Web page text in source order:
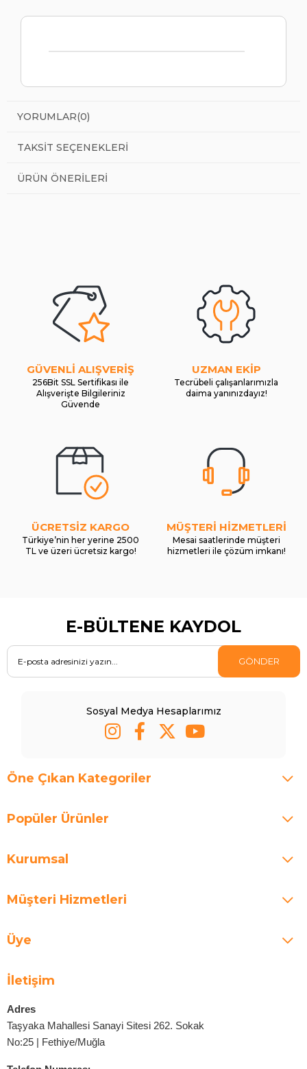
YORUMLAR(0)
TAKSIT SEÇENEKLERI
ÜRÜN ÖNERILERI
GÜVENLİ ALIŞVERİŞ
256Bit SSL Sertifikası ile
Alışverişte Bilgileriniz
Güvende
UZMAN EKİP
Tecrübeli çalışanlarımızla
daima yanınızdayız!
ÜCRETSİZ KARGO
Türkiye’nin her yerine 2500
TL ve üzeri ücretsiz kargo!
MÜŞTERİ HİZMETLERİ
Mesai saatlerinde müşteri
hizmetleri ile çözüm imkanı!
E-BÜLTENE KAYDOL
GÖNDER
Sosyal Medya Hesaplarımız
Öne Çıkan Kategoriler
Popüler Ürünler
Kurumsal
Müşteri Hizmetleri
Üye
İletişim
Adres
Taşyaka Mahallesi Sanayi Sitesi 262. Sokak
No:25 | Fethiye/Muğla